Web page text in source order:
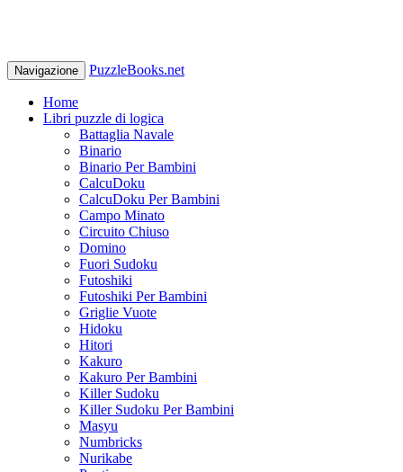
Navigazione PuzzleBooks.net
Home
Libri puzzle di logica
Battaglia Navale
Binario
Binario Per Bambini
CalcuDoku
CalcuDoku Per Bambini
Campo Minato
Circuito Chiuso
Domino
Fuori Sudoku
Futoshiki
Futoshiki Per Bambini
Griglie Vuote
Hidoku
Hitori
Kakuro
Kakuro Per Bambini
Killer Sudoku
Killer Sudoku Per Bambini
Masyu
Numbricks
Nurikabe